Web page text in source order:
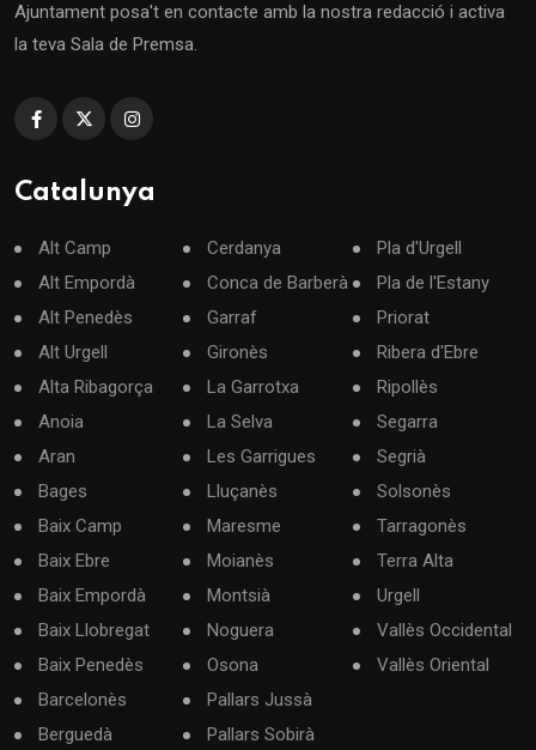
Ajuntament posa't en contacte amb la nostra redacció i activa
la teva Sala de Premsa.
Catalunya
Alt Camp
Alt Empordà
Alt Penedès
Alt Urgell
Alta Ribagorça
Anoia
Aran
Bages
Baix Camp
Baix Ebre
Baix Empordà
Baix Llobregat
Baix Penedès
Barcelonès
Berguedà
Cerdanya
Conca de Barberà
Garraf
Gironès
La Garrotxa
La Selva
Les Garrigues
Lluçanès
Maresme
Moianès
Montsià
Noguera
Osona
Pallars Jussà
Pallars Sobirà
Pla d'Urgell
Pla de l'Estany
Priorat
Ribera d'Ebre
Ripollès
Segarra
Segrià
Solsonès
Tarragonès
Terra Alta
Urgell
Vallès Occidental
Vallès Oriental